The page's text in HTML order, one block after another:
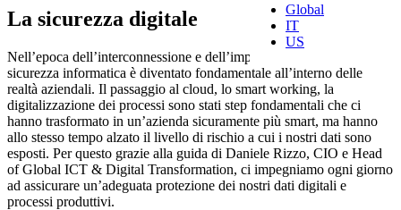
Global
IT
US
La sicurezza digitale
Nell’epoca dell’interconnessione e dell’impresa 4.0, il tema della
sicurezza informatica è diventato fondamentale all’interno delle
realtà aziendali. Il passaggio al cloud, lo smart working, la
digitalizzazione dei processi sono stati step fondamentali che ci
hanno trasformato in un’azienda sicuramente più smart, ma hanno
allo stesso tempo alzato il livello di rischio a cui i nostri dati sono
esposti. Per questo grazie alla guida di Daniele Rizzo, CIO e Head
of Global ICT & Digital Transformation, ci impegniamo ogni giorno
ad assicurare un’adeguata protezione dei nostri dati digitali e
processi produttivi.